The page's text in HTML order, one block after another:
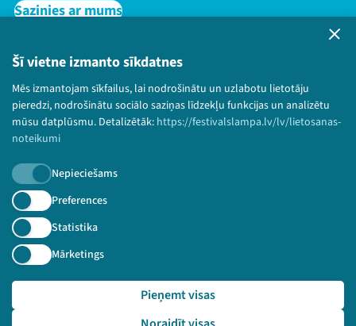
Šī vietne izmanto sīkdatnes
Mēs izmantojam sīkfailus, lai nodrošinātu un uzlabotu lietotāju
pieredzi, nodrošinātu sociālo saziņas līdzekļu funkcijas un analizētu
mūsu datplūsmu. Detalizētāk: https://festivalslampa.lv/lv/lietosanas-
noteikumi
Nepieciešams
Preferences
Statistika
Mārketings
Pieņemt visas
Sazinies ar mums
Lietošanas noteikumi un sīkdatņu politika
Bērnu aizsardzības politika
© 2026 Sarunu festivāls LAMPA Visas tiesības
paturētas.
Piesakies jaunumiem!
Nepalaid garām aktuālāko informāciju!
Pieteikties